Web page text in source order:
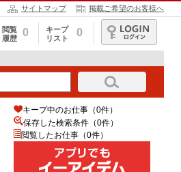
サイトマップ 掲載ご希望のお客様へ
閲覧
履歴
0
キープ
リスト
0
ログイン
キープ中のお仕事（0件）
保存した検索条件（0件）
閲覧したお仕事（0件）